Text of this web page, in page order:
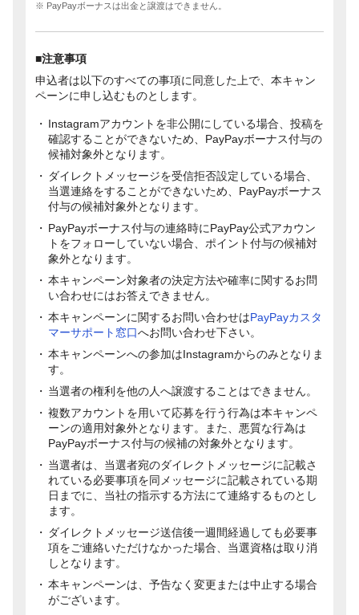
※ PayPayボーナスは出金と譲渡はできません。
■注意事項
申込者は以下のすべての事項に同意した上で、本キャン
ペーンに申し込むものとします。
Instagramアカウントを非公開にしている場合、投稿を
確認することができないため、PayPayボーナス付与の
候補対象外となります。
ダイレクトメッセージを受信拒否設定している場合、
当選連絡をすることができないため、PayPayボーナス
付与の候補対象外となります。
PayPayボーナス付与の連絡時にPayPay公式アカウン
トをフォローしていない場合、ポイント付与の候補対
象外となります。
本キャンペーン対象者の決定方法や確率に関するお問
い合わせにはお答えできません。
本キャンペーンに関するお問い合わせはPayPayカスタ
マーサポート窓口へお問い合わせ下さい。
本キャンペーンへの参加はInstagramからのみとなりま
す。
当選者の権利を他の人へ譲渡することはできません。
複数アカウントを用いて応募を行う行為は本キャンペ
ーンの適用対象外となります。また、悪質な行為は
PayPayボーナス付与の候補の対象外となります。
当選者は、当選者宛のダイレクトメッセージに記載さ
れている必要事項を同メッセージに記載されている期
日までに、当社の指示する方法にて連絡するものとし
ます。
ダイレクトメッセージ送信後一週間経過しても必要事
項をご連絡いただけなかった場合、当選資格は取り消
しとなります。
本キャンペーンは、予告なく変更または中止する場合
がございます。